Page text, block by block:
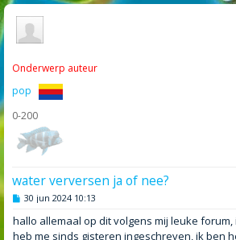
Onderwerp auteur
pop
0-200
water verversen ja of nee?
B
r
i
30 jun 2024 10:13
hallo allemaal op dit volgens mij leuke
heb me sinds gisteren ingeschreven, ik ben